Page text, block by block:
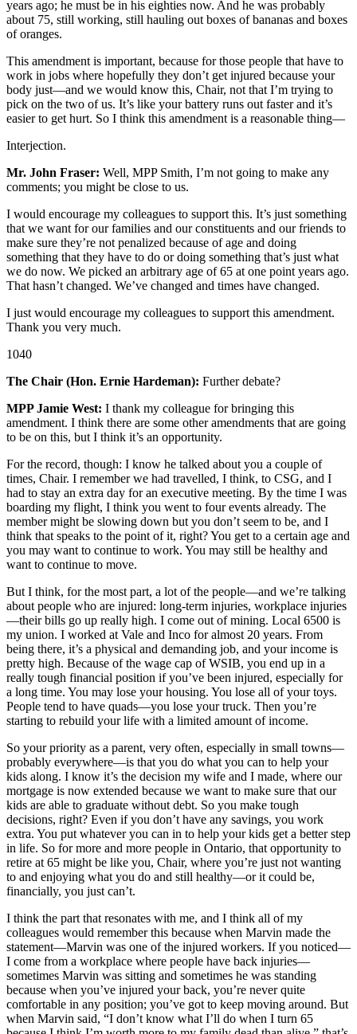
years ago; he must be in his eighties now. And he was probably
about 75, still working, still hauling out boxes of bananas and boxes
of oranges.
This amendment is important, because for those people that have to
work in jobs where hopefully they don’t get injured because your
body just—and we would know this, Chair, not that I’m trying to
pick on the two of us. It’s like your battery runs out faster and it’s
easier to get hurt. So I think this amendment is a reasonable thing—
Interjection.
Mr. John Fraser: Well, MPP Smith, I’m not going to make any
comments; you might be close to us.
I would encourage my colleagues to support this. It’s just something
that we want for our families and our constituents and our friends to
make sure they’re not penalized because of age and doing
something that they have to do or doing something that’s just what
we do now. We picked an arbitrary age of 65 at one point years ago.
That hasn’t changed. We’ve changed and times have changed.
I just would encourage my colleagues to support this amendment.
Thank you very much.
1040
The Chair (Hon. Ernie Hardeman): Further debate?
MPP Jamie West: I thank my colleague for bringing this
amendment. I think there are some other amendments that are going
to be on this, but I think it’s an opportunity.
For the record, though: I know he talked about you a couple of
times, Chair. I remember we had travelled, I think, to CSG, and I
had to stay an extra day for an executive meeting. By the time I was
boarding my flight, I think you went to four events already. The
member might be slowing down but you don’t seem to be, and I
think that speaks to the point of it, right? You get to a certain age and
you may want to continue to work. You may still be healthy and
want to continue to move.
But I think, for the most part, a lot of the people—and we’re talking
about people who are injured: long-term injuries, workplace injuries
—their bills go up really high. I come out of mining. Local 6500 is
my union. I worked at Vale and Inco for almost 20 years. From
being there, it’s a physical and demanding job, and your income is
pretty high. Because of the wage cap of WSIB, you end up in a
really tough financial position if you’ve been injured, especially for
a long time. You may lose your housing. You lose all of your toys.
People tend to have quads—you lose your truck. Then you’re
starting to rebuild your life with a limited amount of income.
So your priority as a parent, very often, especially in small towns—
probably everywhere—is that you do what you can to help your
kids along. I know it’s the decision my wife and I made, where our
mortgage is now extended because we want to make sure that our
kids are able to graduate without debt. So you make tough
decisions, right? Even if you don’t have any savings, you work
extra. You put whatever you can in to help your kids get a better step
in life. So for more and more people in Ontario, that opportunity to
retire at 65 might be like you, Chair, where you’re just not wanting
to and enjoying what you do and still healthy—or it could be,
financially, you just can’t.
I think the part that resonates with me, and I think all of my
colleagues would remember this because when Marvin made the
statement—Marvin was one of the injured workers. If you noticed—
I come from a workplace where people have back injuries—
sometimes Marvin was sitting and sometimes he was standing
because when you’ve injured your back, you’re never quite
comfortable in any position; you’ve got to keep moving around. But
when Marvin said, “I don’t know what I’ll do when I turn 65